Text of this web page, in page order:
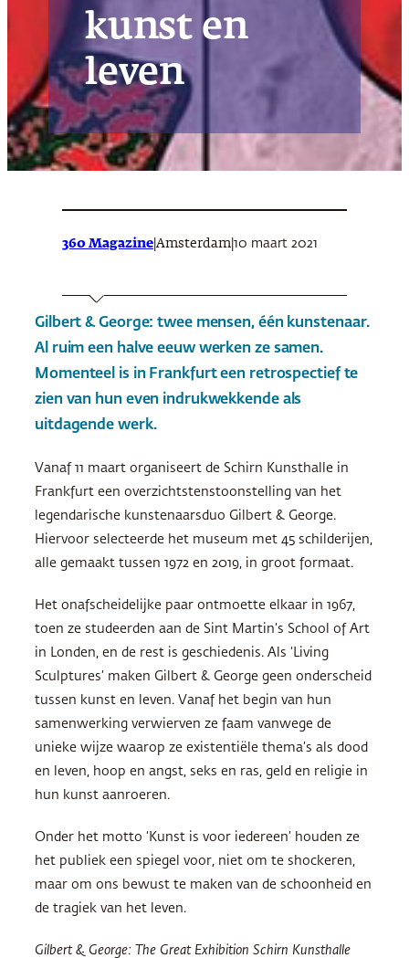
kunst en
leven
360 Magazine Amsterdam 10 maart 2021
Gilbert & George: twee mensen, één kunstenaar.
Al ruim een halve eeuw werken ze samen.
Momenteel is in Frankfurt een retrospectief te
zien van hun even indrukwekkende als
uitdagende werk.
Vanaf 11 maart organiseert de Schirn Kunsthalle in
Frankfurt een overzichtstenstoonstelling van het
legendarische kunstenaarsduo Gilbert & George.
Hiervoor selecteerde het museum met 45 schilderijen,
alle gemaakt tussen 1972 en 2019, in groot formaat.
Het onafscheidelijke paar ontmoette elkaar in 1967,
toen ze studeerden aan de Sint Martin’s School of Art
in Londen, en de rest is geschiedenis. Als ‘Living
Sculptures’ maken Gilbert & George geen onderscheid
tussen kunst en leven. Vanaf het begin van hun
samenwerking verwierven ze faam vanwege de
unieke wijze waarop ze existentiële thema’s als dood
en leven, hoop en angst, seks en ras, geld en religie in
hun kunst aanroeren.
Onder het motto ‘Kunst is voor iedereen’ houden ze
het publiek een spiegel voor, niet om te shockeren,
maar om ons bewust te maken van de schoonheid en
de tragiek van het leven.
Gilbert & George: The Great Exhibition Schirn Kunsthalle